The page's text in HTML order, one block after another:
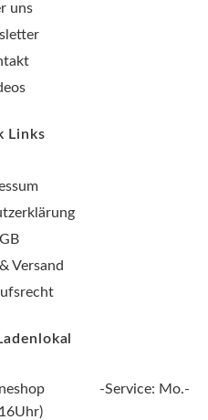
uns
Links
Versand
-Service: Mo.-